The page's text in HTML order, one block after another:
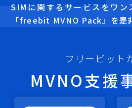
SIMに関するサービスをワン
「freebit MVNO Pack」を是
フリービット
MVNO支援